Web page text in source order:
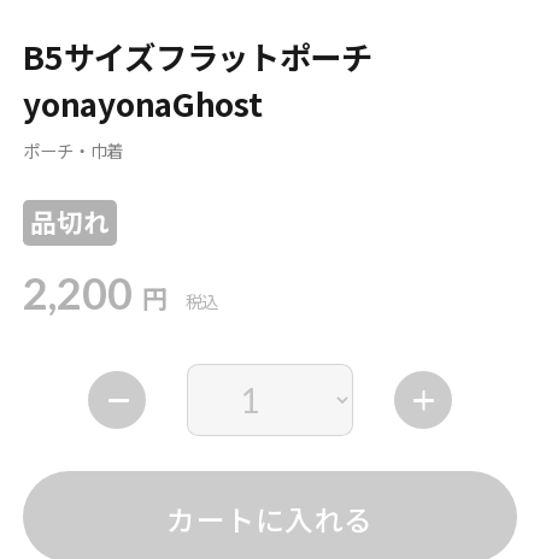
B5サイズフラットポーチ
yonayonaGhost
ポーチ・巾着
品切れ
2,200 円 税込
カートに入れる